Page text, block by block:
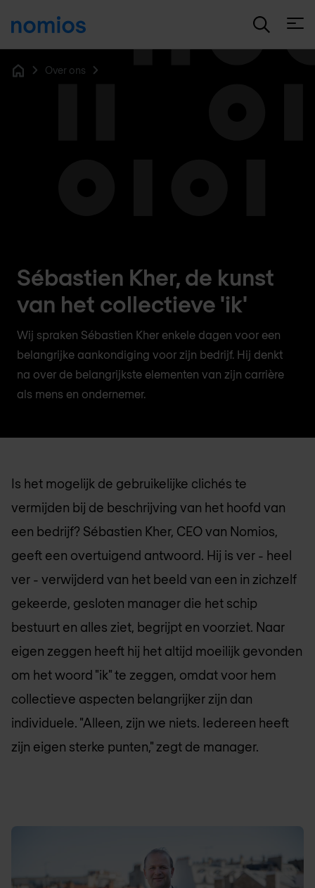
Over ons
Sébastien Kher, de kunst
van het collectieve 'ik'
Wij spraken Sébastien Kher enkele dagen voor een
belangrijke aankondiging voor zijn bedrijf. Hij denkt
na over de belangrijkste elementen van zijn carrière
als mens en ondernemer.
Is het mogelijk de gebruikelijke clichés te
vermijden bij de beschrijving van het hoofd van
een bedrijf? Sébastien Kher, CEO van Nomios,
geeft een overtuigend antwoord. Hij is ver - heel
ver - verwijderd van het beeld van een in zichzelf
gekeerde, gesloten manager die het schip
bestuurt en alles ziet, begrijpt en voorziet. Naar
eigen zeggen heeft hij het altijd moeilijk gevonden
om het woord "ik" te zeggen, omdat voor hem
collectieve aspecten belangrijker zijn dan
individuele. "Alleen, zijn we niets. Iedereen heeft
zijn eigen sterke punten," zegt de manager.